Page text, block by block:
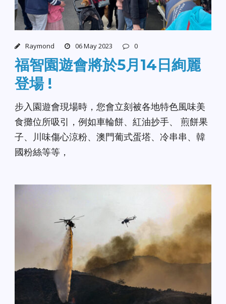
Raymond 06 May 2023 0
福智園遊會將於5月14日絢麗
登場 !
步入園遊會現場時，您會立刻被各地特色風味美
食攤位所吸引，例如車輪餅、紅油抄手、 煎餅果
子、川味傷心涼粉、澳門葡式蛋塔、冷串串、韓
國粉絲等等，